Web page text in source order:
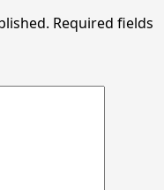
Required fields